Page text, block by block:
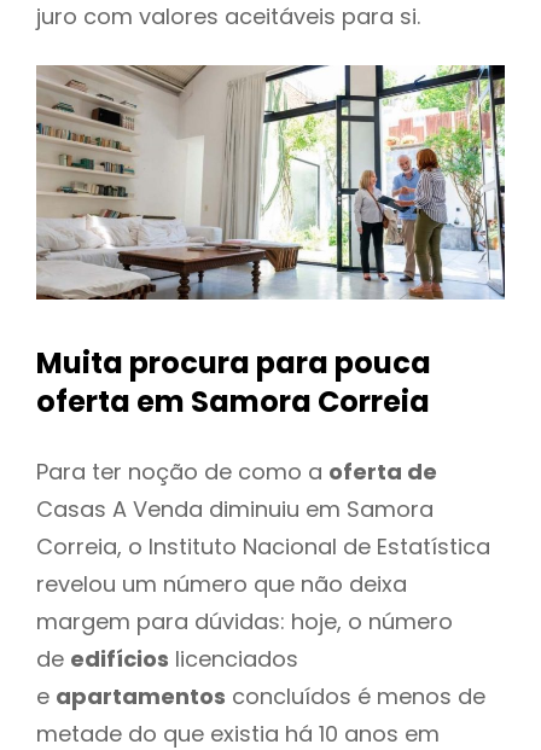
juro com valores aceitáveis para si.
Muita procura para pouca
oferta em Samora Correia
Para ter noção de como a oferta de
Casas A Venda diminuiu em Samora
Correia, o Instituto Nacional de Estatística
revelou um número que não deixa
margem para dúvidas: hoje, o número
de edifícios licenciados
e apartamentos concluídos é menos de
metade do que existia há 10 anos em